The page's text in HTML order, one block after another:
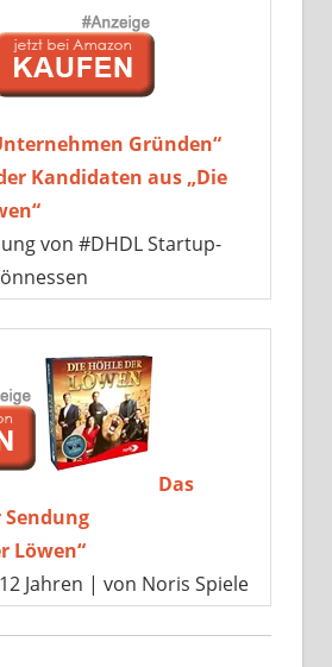
Gründen“
Kandidaten aus „Die
von #DHDL Startup-
Das
Löwen“
Jahren | von Noris Spiele